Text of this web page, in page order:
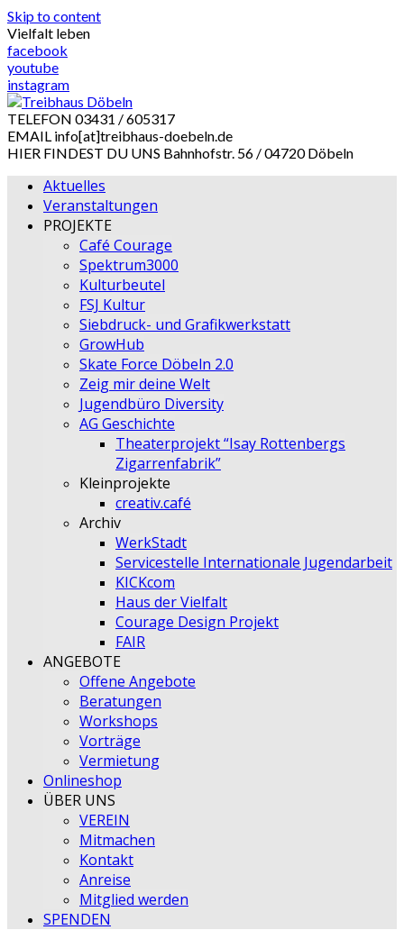
Skip to content
Vielfalt leben
facebook
youtube
instagram
TELEFON 03431 / 605317
EMAIL info[at]treibhaus-doebeln.de
HIER FINDEST DU UNS Bahnhofstr. 56 / 04720 Döbeln
Aktuelles
Veranstaltungen
PROJEKTE
Café Courage
Spektrum3000
Kulturbeutel
FSJ Kultur
Siebdruck- und Grafikwerkstatt
GrowHub
Skate Force Döbeln 2.0
Zeig mir deine Welt
Jugendbüro Diversity
AG Geschichte
Theaterprojekt “Isay Rottenbergs
Zigarrenfabrik”
Kleinprojekte
creativ.café
Archiv
WerkStadt
Servicestelle Internationale Jugendarbeit
KICKcom
Haus der Vielfalt
Courage Design Projekt
FAIR
ANGEBOTE
Offene Angebote
Beratungen
Workshops
Vorträge
Vermietung
Onlineshop
ÜBER UNS
VEREIN
Mitmachen
Kontakt
Anreise
Mitglied werden
SPENDEN